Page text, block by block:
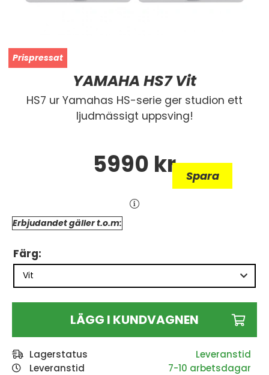
YAMAHA HS7 Vit
HS7 ur Yamahas HS-serie ger studion ett
ljudmässigt uppsving!
5990 kr Spara
Erbjudandet gäller t.o.m:
Färg:
LÄGG I KUNDVAGNEN
Lagerstatus
Leveranstid
7-10 arbetsdagar